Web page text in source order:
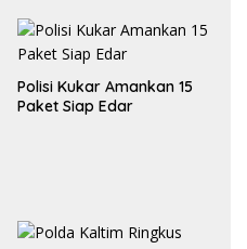
Polisi Kukar Amankan 15
Paket Siap Edar